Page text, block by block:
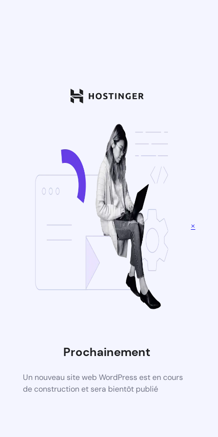
Prochainement
Un nouveau site web WordPress est en cours
de construction et sera bientôt publié
×